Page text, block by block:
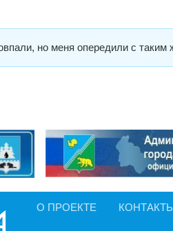
но меня опередили с таким
О ПРОЕКТЕ